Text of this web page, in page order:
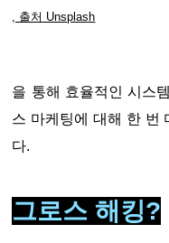
출처 Unsplash
을 통해 효율적인 시스
스 마케팅에 대해 한 번
다.
그로스 해킹?